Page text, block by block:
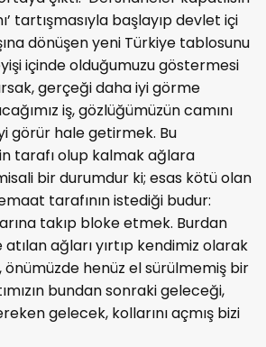
tartışmasıyla başlayıp devlet içi
dönüşen yeni Türkiye tablosunu
içinde olduğumuzu göstermesi
gerçeği daha iyi görme
iş, gözlüğümüzün camını
görür hale getirmek. Bu
tarafı olup kalmak ağlara
bir durumdur ki; esas kötü olan
tarafının istediği budur:
takıp bloke etmek. Burdan
ağları yırtıp kendimiz olarak
henüz el sürülmemiş bir
bundan sonraki geleceği,
gelecek, kollarını açmış bizi